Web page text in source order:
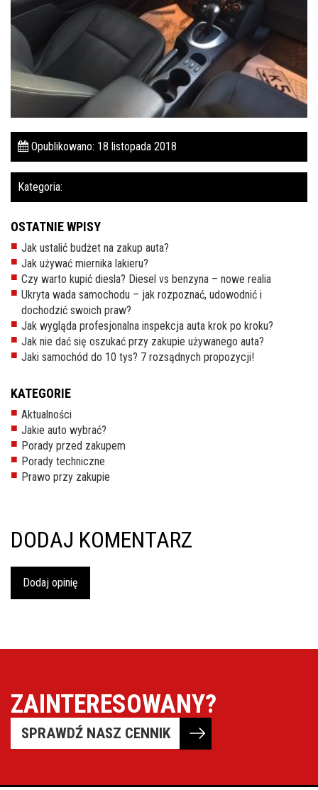
Pomoc w znalezieniu auta w Polsce
Wyszukiwanie samochodu w ogłoszeniach
Kim jesteśmy
Cennik
Kontakt
Zamów inspekcję
505
483
969
kontakt@auto-
inspekcje.pl
26-
Radom,
Woj.
Mazowieckie
Opublikowano: 18 listopada 2018
Kategoria:
OSTATNIE WPISY
Jak ustalić budżet na zakup auta?
Jak używać miernika lakieru?
Czy warto kupić diesla? Diesel vs benzyna – nowe realia
Ukryta wada samochodu – jak rozpoznać, udowodnić i
dochodzić swoich praw?
Jak wygląda profesjonalna inspekcja auta krok po kroku?
Jak nie dać się oszukać przy zakupie używanego auta?
Jaki samochód do 10 tys? 7 rozsądnych propozycji!
KATEGORIE
Aktualności
Jakie auto wybrać?
Porady przed zakupem
Porady techniczne
Prawo przy zakupie
DODAJ KOMENTARZ
Dodaj opinię
ZAINTERESOWANY?
SPRAWDŹ NASZ CENNIK